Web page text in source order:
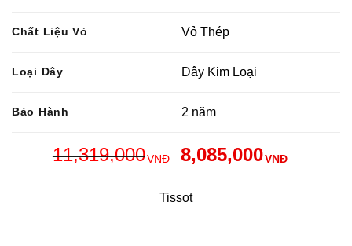
Chất Liệu Vỏ Vỏ Thép
Loại Dây Dây Kim Loại
Bảo Hành 2 năm
11,319,000VNĐ 8,085,000VNĐ
Tissot